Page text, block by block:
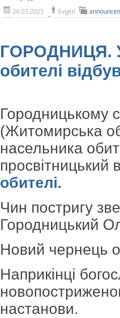
26.03.2025 Evgen
ГОРОДНИЦЯ. У
обителі
Городницькому
(Житомирська
насельника
обителі.
Чин постригу
Городницький
Новий чернець
Наприкінці
настанови.